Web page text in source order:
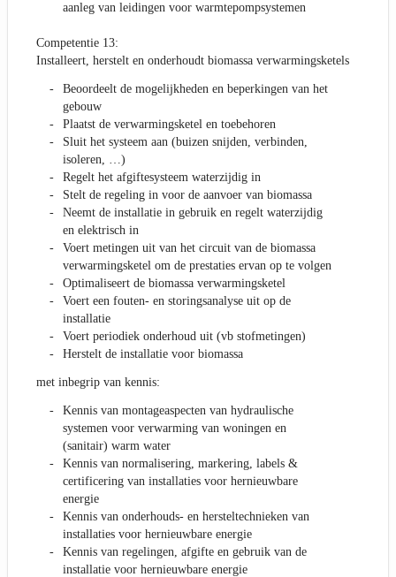
aanleg van leidingen voor warmtepompsystemen
Competentie 13:
Installeert, herstelt en onderhoudt biomassa verwarmingsketels
Beoordeelt de mogelijkheden en beperkingen van het
gebouw
Plaatst de verwarmingsketel en toebehoren
Sluit het systeem aan (buizen snijden, verbinden,
isoleren, …)
Regelt het afgiftesysteem waterzijdig in
Stelt de regeling in voor de aanvoer van biomassa
Neemt de installatie in gebruik en regelt waterzijdig
en elektrisch in
Voert metingen uit van het circuit van de biomassa
verwarmingsketel om de prestaties ervan op te volgen
Optimaliseert de biomassa verwarmingsketel
Voert een fouten- en storingsanalyse uit op de
installatie
Voert periodiek onderhoud uit (vb stofmetingen)
Herstelt de installatie voor biomassa
met inbegrip van kennis:
Kennis van montageaspecten van hydraulische
systemen voor verwarming van woningen en
(sanitair) warm water
Kennis van normalisering, markering, labels &
certificering van installaties voor hernieuwbare
energie
Kennis van onderhouds- en hersteltechnieken van
installaties voor hernieuwbare energie
Kennis van regelingen, afgifte en gebruik van de
installatie voor hernieuwbare energie